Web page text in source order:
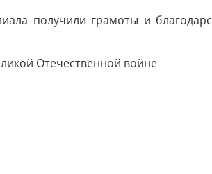
получили грамоты и
Отечественной войне